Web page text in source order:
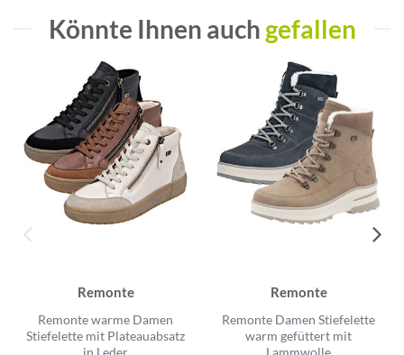
Könnte Ihnen auch gefallen
Remonte
Remonte warme Damen
Stiefelette mit Plateauabsatz
Remonte
Remonte Damen Stiefelette
warm gefüttert mit